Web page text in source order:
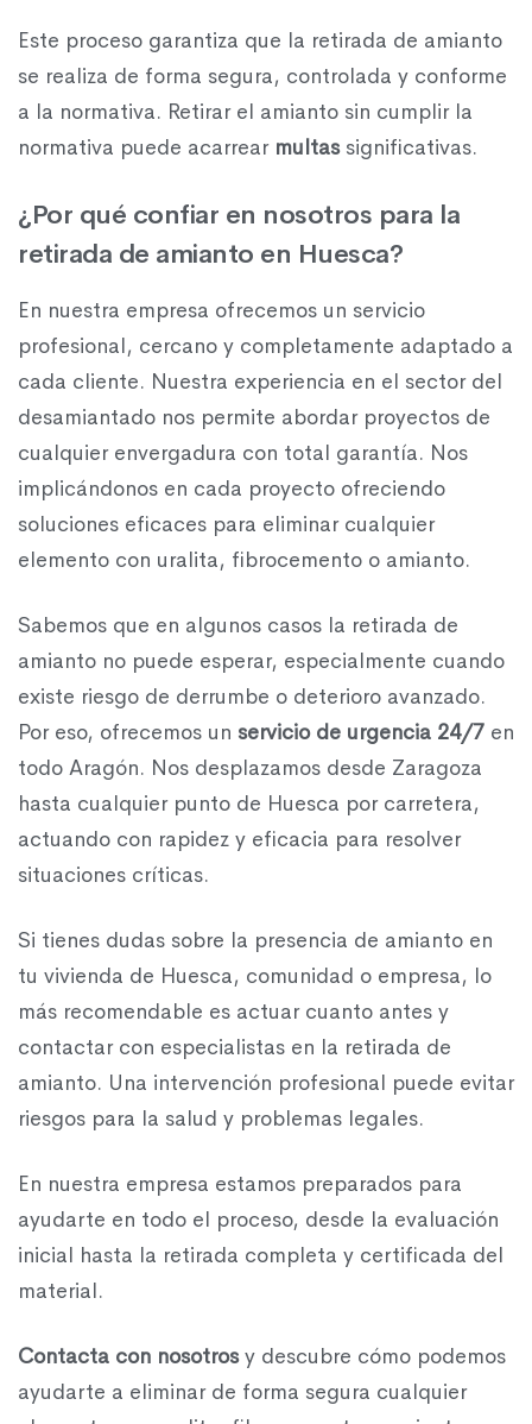
Este proceso garantiza que la retirada de amianto
se realiza de forma segura, controlada y conforme
a la normativa. Retirar el amianto sin cumplir la
normativa puede acarrear multassignificativas.
¿Por qué confiar en nosotros para la
retirada de amianto en Huesca?
En nuestra empresa ofrecemos un servicio
profesional, cercano y completamente adaptado a
cada cliente. Nuestra experiencia en el sector del
desamiantado nos permite abordar proyectos de
cualquier envergadura con total garantía. Nos
implicándonos en cada proyecto ofreciendo
soluciones eficaces para eliminar cualquier
elemento con uralita, fibrocemento o amianto.
Sabemos que en algunos casos la retirada de
amianto no puede esperar, especialmente cuando
existe riesgo de derrumbe o deterioro avanzado.
Por eso, ofrecemos un servicio de urgencia 24/7 en
todo Aragón. Nos desplazamos desde Zaragoza
hasta cualquier punto de Huesca por carretera,
actuando con rapidez y eficacia para resolver
situaciones críticas.
Si tienes dudas sobre la presencia de amianto en
tu vivienda de Huesca, comunidad o empresa, lo
más recomendable es actuar cuanto antes y
contactar con especialistas en la retirada de
amianto. Una intervención profesional puede evitar
riesgos para la salud y problemas legales.
En nuestra empresa estamos preparados para
ayudarte en todo el proceso, desde la evaluación
inicial hasta la retirada completa y certificada del
material.
Contacta con nosotrosy descubre cómo podemos
ayudarte a eliminar de forma segura cualquier